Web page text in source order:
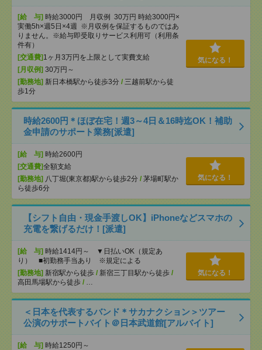
[給 与] 時給3000円 月収例 30万円 時給3000円×
実働5h×週5日×4週 ※月収例を保証するものではあ
りません。※給与即受取りサービス利用可（利用条
件有）
[交通費]1ヶ月3万円を上限として実費支給
[月収例] 30万円～
[勤務地] 新日本橋駅から徒歩3分 / 三越前駅から徒
歩1分
気になる！
時給2600円＊ほぼ在宅！週3～4日＆16時迄OK！補助
金申請のサポート業務[派遣]
[給 与] 時給2600円
[交通費]全額支給
[勤務地] 八丁堀(東京都)駅から徒歩2分 / 茅場町駅か
ら徒歩6分
気になる！
【シフト自由・現金手渡しOK】iPhoneなどスマホの
充電を繋げるだけ！[派遣]
[給 与] 時給1414円～ ▼日払いOK（規定あ
り） ■初勤務手当あり ※規定による
[勤務地] 新宿駅から徒歩 / 新宿三丁目駅から徒歩 /
高田馬場駅から徒歩 / …
気になる！
＜日本を代表するバンド＊サカナクション＞ツアー
公演のサポートバイト＠日本武道館[アルバイト]
[給 与] 時給1250円～